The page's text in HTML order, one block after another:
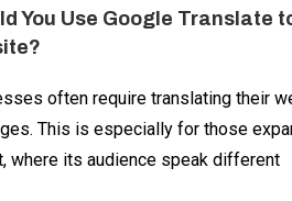
You Use Google Translate
often require translating their
This is especially for those
where its audience speak different